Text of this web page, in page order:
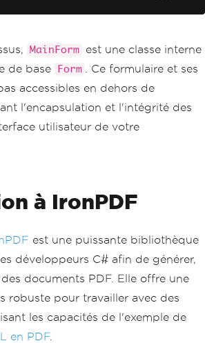
MainForm
est une classe interne
de base
Form
. Ce formulaire et ses
accessibles en dehors de
l'encapsulation et l'intégrité des
utilisateur de votre
à IronPDF
est une puissante bibliothèque
développeurs C# afin de générer,
documents PDF. Elle offre une
robuste pour travailler avec des
les capacités de l'exemple de
en PDF.